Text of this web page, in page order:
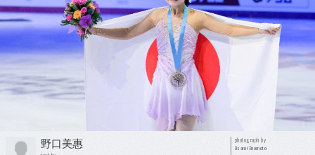
野口美惠 photograph by
Asami Enomoto